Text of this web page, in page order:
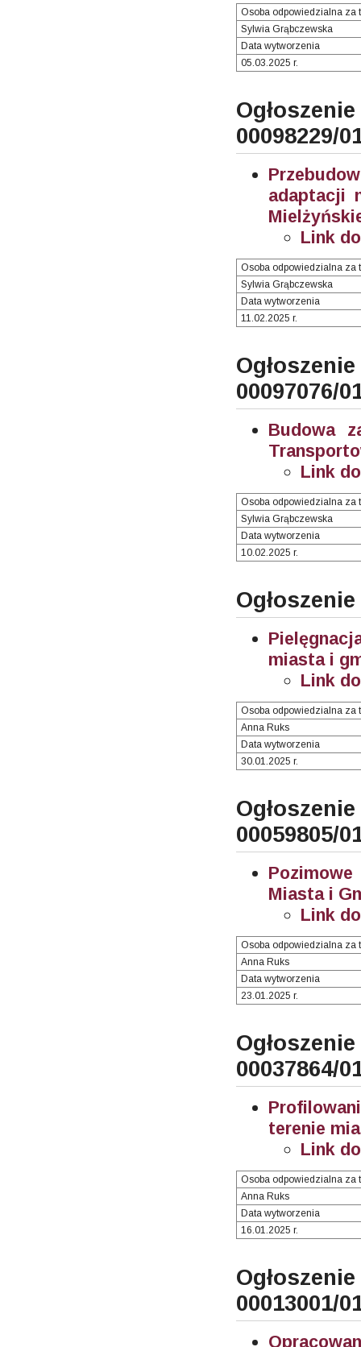
Osoba odpowiedzialna za
Sylwia Grąbczewska
Data wytworzenia
05.03.2025 r.
00098229/
adaptacji
Link
Osoba odpowiedzialna za
Sylwia Grąbczewska
Data wytworzenia
11.02.2025 r.
00097076/
Budowa
Link
Osoba odpowiedzialna za
Sylwia Grąbczewska
Data wytworzenia
10.02.2025 r.
miasta i
Link
Osoba odpowiedzialna za
Anna Ruks
Data wytworzenia
30.01.2025 r.
00059805/
Miasta i
Link
Osoba odpowiedzialna za
Anna Ruks
Data wytworzenia
23.01.2025 r.
00037864/
terenie
Link
Osoba odpowiedzialna za
Anna Ruks
Data wytworzenia
16.01.2025 r.
00013001/